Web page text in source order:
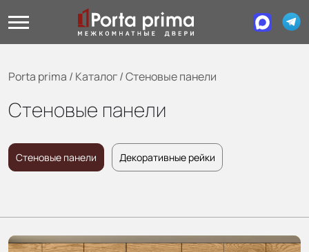
Porta prima / Каталог/Стеновые панели
Стеновые панели
Стеновые панели Декоративные рейки